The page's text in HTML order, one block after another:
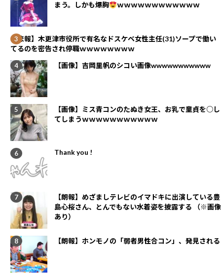
まう。しかも爆胸
ｗｗｗｗｗｗｗｗｗｗｗｗ
【悲報】木更津市役所で有名なドスケベ女性主任(31)ソープで働い
てるのを密告され停職ｗｗｗｗｗｗｗｗ
【画像】吉岡里帆のシコい画像wwwwwwwwwww
【画像】ミス青コンのたぬき女王、お乳で童貞を○し
てしまうｗｗｗｗｗｗｗｗｗｗｗ
Thank you !
【朗報】めざましテレビのイマドキに出演している豊
島心桜さん、とんでもない水着姿を披露する （※画像
あり）
【朗報】ホンモノの「弱者男性合コン」、発見される